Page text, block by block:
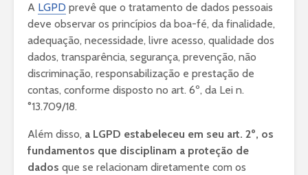
A LGPD prevê que o tratamento de dados pessoais
deve observar os princípios da boa-fé, da finalidade,
adequação, necessidade, livre acesso, qualidade dos
dados, transparência, segurança, prevenção, não
discriminação, responsabilização e prestação de
contas, conforme disposto no art. 6º, da Lei n.
°13.709/18.
Além disso, a LGPD estabeleceu em seu art. 2º, os
fundamentos que disciplinam a proteção de
dados que se relacionam diretamente com os